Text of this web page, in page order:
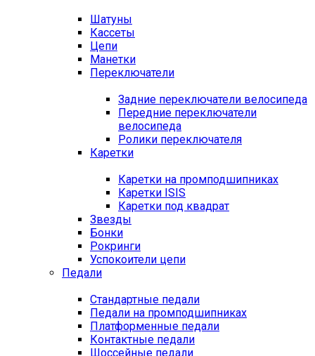
Шатуны
Кассеты
Цепи
Манетки
Переключатели
Задние переключатели велосипеда
Передние переключатели
велосипеда
Ролики переключателя
Каретки
Каретки на промподшипниках
Каретки ISIS
Каретки под квадрат
Звезды
Бонки
Рокринги
Успокоители цепи
Педали
Стандартные педали
Педали на промподшипниках
Платформенные педали
Контактные педали
Шоссейные педали